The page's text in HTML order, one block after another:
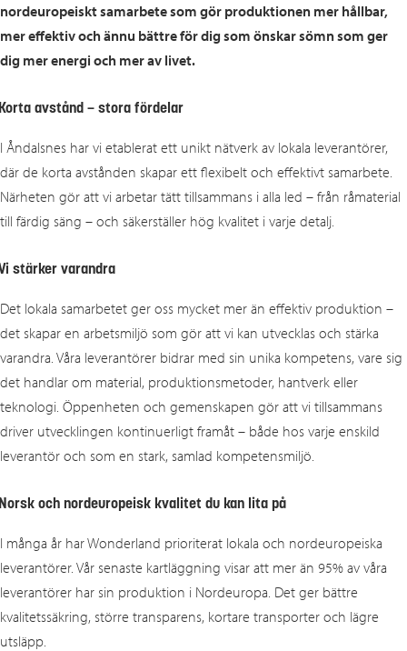
nordeuropeiskt samarbete som gör produktionen mer hållbar,
mer effektiv och ännu bättre för dig som önskar sömn som ger
dig mer energi och mer av livet.
avstånd – stora fördelar
I Åndalsnes har vi etablerat ett unikt nätverk av lokala leverantörer,
där de korta avstånden skapar ett flexibelt och effektivt samarbete.
Närheten gör att vi arbetar tätt tillsammans i alla led – från råmaterial
till färdig säng – och säkerställer hög kvalitet i varje detalj.
stärker varandra
Det lokala samarbetet ger oss mycket mer än effektiv produktion –
det skapar en arbetsmiljö som gör att vi kan utvecklas och stärka
varandra. Våra leverantörer bidrar med sin unika kompetens, vare sig
det handlar om material, produktionsmetoder, hantverk eller
teknologi. Öppenheten och gemenskapen gör att vi tillsammans
driver utvecklingen kontinuerligt framåt – både hos varje enskild
leverantör och som en stark, samlad kompetensmiljö.
och nordeuropeisk kvalitet du kan lita på
I många år har Wonderland prioriterat lokala och nordeuropeiska
leverantörer. Vår senaste kartläggning visar att mer än 95% av våra
leverantörer har sin produktion i Nordeuropa. Det ger bättre
kvalitetssäkring, större transparens, kortare transporter och lägre
utsläpp.